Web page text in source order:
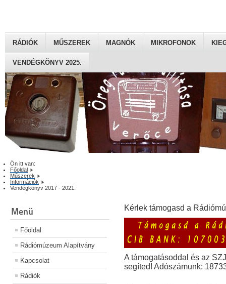
RÁDIÓK MŰSZEREK MAGNÓK MIKROFONOK
VENDÉGKÖNYV 2025.
Ön itt van:
Főoldal
Műszerek
Információk
Vendégkönyv 2017 - 2021.
Menü
Főoldal
Rádiómúzeum Alapítvány
Kapcsolat
Rádiók
Kérlek támogasd a
A támogatásoddal és az
segíted! Adószámunk: